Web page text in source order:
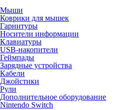
Мыши
Коврики для мышек
Гарнитуры
Носители информации
Клавиатуры
USB-накопители
Геймпады
Зарядные устройства
Кабели
Джойстики
Рули
Дополнительное оборудование
Nintendo Switch